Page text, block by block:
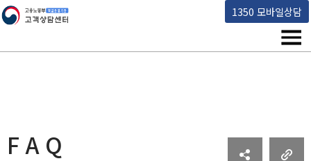
1350 모바일상담
고용노동부 책임운영기관 고객상담센터
메
F A Q